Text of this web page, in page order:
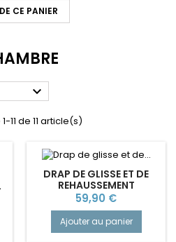
CE PANIER

11 de 11 article(s)
DRAP DE GLISSE ET DE
REHAUSSEMENT
READYSLIDE
Prix
59,90 €
Ajouter au panier